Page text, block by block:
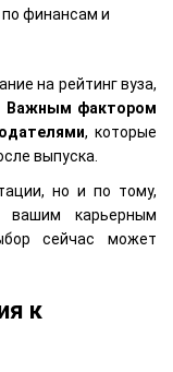
финансам и
на рейтинг вуза,
Важным фактором
, которые
выпуска.
но и по тому,
вашим карьерным
сейчас может
к